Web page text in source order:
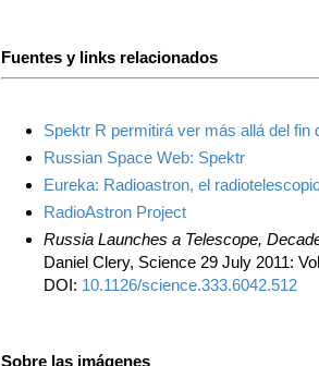
Fuentes y links relacionados
Spektr R permitirá ver más allá del fin
Russian Space Web: Spektr
Eureka: Radioastron, el
RadioAstron Project
Russia Launches a Telescope,
Daniel Clery, Science 29 July 2011:
DOI: 10.1126/science.333.6042.512
Sobre las imágenes